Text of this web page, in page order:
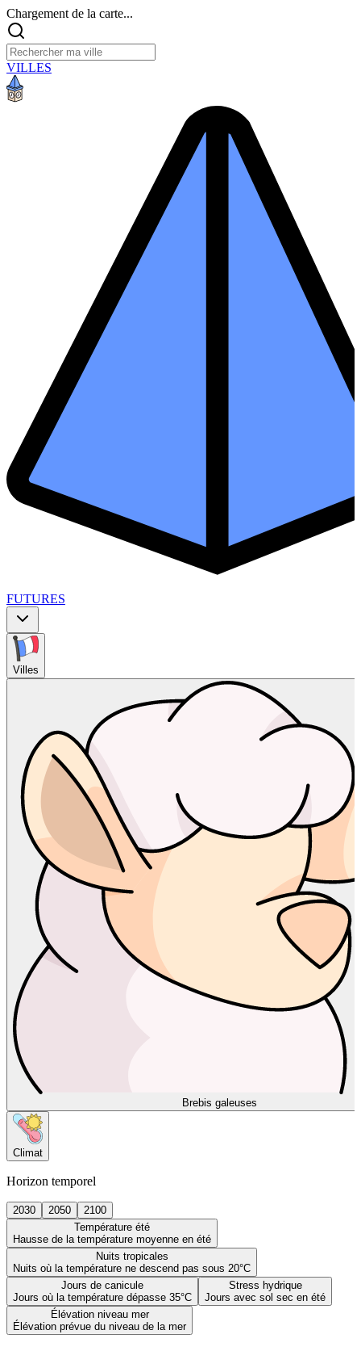
Chargement de la carte...
VILLES
FUTURES
Villes
Brebis galeuses
Climat
Horizon temporel
2030 2050
2100
Température été
Hausse de la température moyenne en été
Nuits tropicales
Nuits où la température ne descend pas sous 20°C
Jours de canicule
Jours où la température dépasse 35°C
Stress hydrique
Jours avec sol sec en été
Élévation niveau mer
Élévation prévue du niveau de la mer